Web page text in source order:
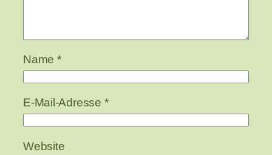
Name *
E-Mail-Adresse *
Website